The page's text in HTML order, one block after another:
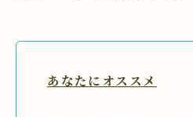
あなたにオススメ